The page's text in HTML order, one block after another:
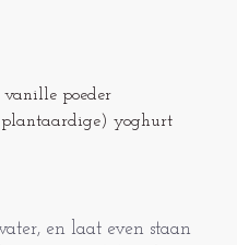
poeder
yoghurt
en laat even staan